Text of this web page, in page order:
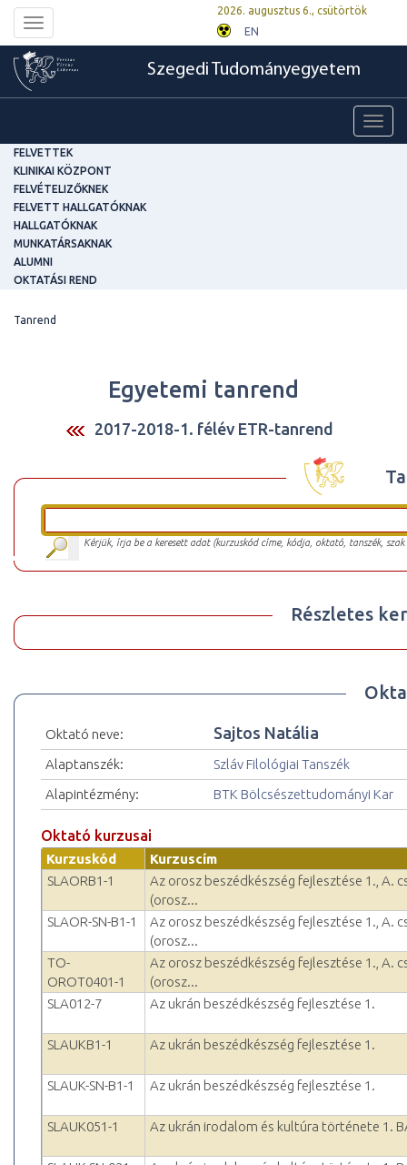
Toggle
navigation
2026. augusztus 6., csütörtök
EN
Szegedi Tudományegyetem
FELVETTEK
KLINIKAI KÖZPONT
FELVÉTELIZŐKNEK
FELVETT HALLGATÓKNAK
HALLGATÓKNAK
MUNKATÁRSAKNAK
ALUMNI
OKTATÁSI REND
Tanrend
Egyetemi tanrend
2017-2018-1. félév ETR-tanrend
Kérjük, írja be a keresett adat (kurzuskód címe, kódja, oktató, tanszék,
Részletes
Oktató neve: Sajtos Natália
Alaptanszék:
Szláv Filológiai Tanszék
Alapintézmény:
BTK Bölcsészettudományi Kar
Oktató kurzusai
Kurzuskód
Kurzuscím
SLAORB1-1
Az orosz beszédkészség fejlesztése 1., A.
(orosz...
SLAOR-SN-B1-1
Az orosz beszédkészség fejlesztése 1., A.
(orosz...
TO-
OROT0401-1
Az orosz beszédkészség fejlesztése 1., A.
(orosz...
SLA012-7
Az ukrán beszédkészség fejlesztése 1.
SLAUKB1-1 Az ukrán beszédkészség fejlesztése 1.
SLAUK-SN-B1-1 Az ukrán beszédkészség fejlesztése 1.
SLAUK051-1 Az ukrán irodalom és kultúra története 1.